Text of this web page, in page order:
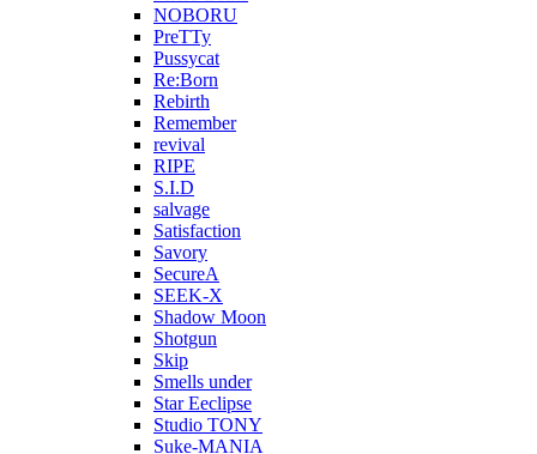
NOBORU
PreTTy
Pussycat
Re:Born
Rebirth
Remember
revival
RIPE
S.I.D
salvage
Satisfaction
Savory
SecureA
SEEK-X
Shadow Moon
Shotgun
Skip
Smells under
Star Eeclipse
Studio TONY
Suke-MANIA